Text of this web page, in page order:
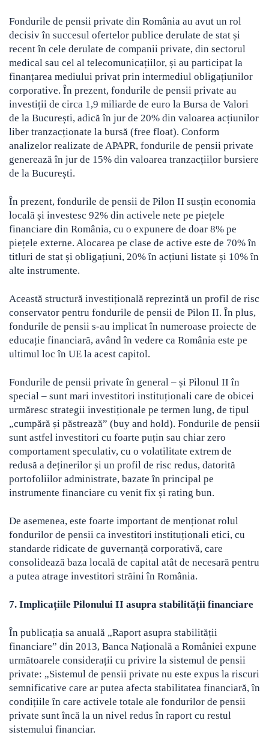
Fondurile de pensii private din România au avut un rol
decisiv în succesul ofertelor publice derulate de stat și
recent în cele derulate de companii private, din sectorul
medical sau cel al telecomunicațiilor, și au participat la
finanțarea mediului privat prin intermediul obligațiunilor
corporative. În prezent, fondurile de pensii private au
investiții de circa 1,9 miliarde de euro la Bursa de Valori
de la București, adică în jur de 20% din valoarea acțiunilor
liber tranzacționate la bursă (free float). Conform
analizelor realizate de APAPR, fondurile de pensii private
generează în jur de 15% din valoarea tranzacțiilor bursiere
de la București.
În prezent, fondurile de pensii de Pilon II susțin economia
locală și investesc 92% din activele nete pe piețele
financiare din România, cu o expunere de doar 8% pe
piețele externe. Alocarea pe clase de active este de 70% în
titluri de stat și obligațiuni, 20% în acțiuni listate și 10% în
alte instrumente.
Această structură investițională reprezintă un profil de risc
conservator pentru fondurile de pensii de Pilon II. În plus,
fondurile de pensii s-au implicat în numeroase proiecte de
educație financiară, având în vedere ca România este pe
ultimul loc în UE la acest capitol.
Fondurile de pensii private în general – și Pilonul II în
special – sunt mari investitori instituționali care de obicei
urmăresc strategii investiționale pe termen lung, de tipul
„cumpără și păstrează” (buy and hold). Fondurile de pensii
sunt astfel investitori cu foarte puțin sau chiar zero
comportament speculativ, cu o volatilitate extrem de
redusă a deținerilor și un profil de risc redus, datorită
portofoliilor administrate, bazate în principal pe
instrumente financiare cu venit fix și rating bun.
De asemenea, este foarte important de menționat rolul
fondurilor de pensii ca investitori instituționali etici, cu
standarde ridicate de guvernanță corporativă, care
consolidează baza locală de capital atât de necesară pentru
a putea atrage investitori străini în România.
7. Implicațiile Pilonului II asupra stabilității financiare
În publicația sa anuală „Raport asupra stabilității
financiare” din 2013, Banca Națională a României expune
următoarele considerații cu privire la sistemul de pensii
private: „Sistemul de pensii private nu este expus la riscuri
semnificative care ar putea afecta stabilitatea financiară, în
condițiile în care activele totale ale fondurilor de pensii
private sunt încă la un nivel redus în raport cu restul
sistemului financiar.